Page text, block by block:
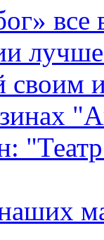
все
своим